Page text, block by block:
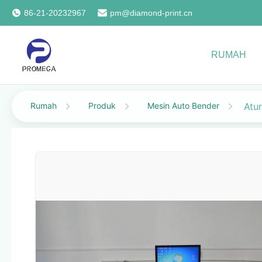
86-21-20232967 pm@diamond-print.cn
RUMAH
Rumah Produk Mesin Auto Bender